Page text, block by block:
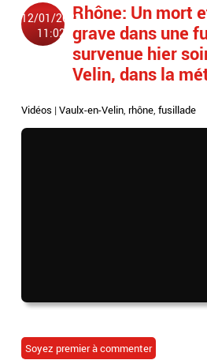
12/01/2023
11:02
Rhône: Un mort
grave dans une
survenue hier
Velin, dans la
Vidéos |Vaulx-en-Velin,rhône,fusillade
Soyez premier à commenter